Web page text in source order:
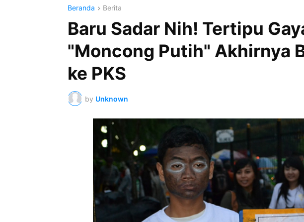
Beranda Berita
Baru Sadar Nih! Tertipu
"Moncong Putih" Akhirnya
ke PKS
by Unknown